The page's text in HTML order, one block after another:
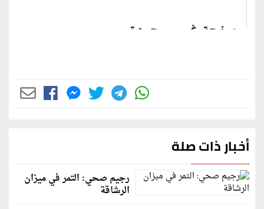
أخبار ذات صلة
رجيم صحي: التمر في ميزان
الرشاقة